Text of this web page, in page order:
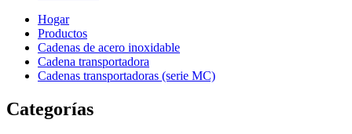
Hogar
Productos
Cadenas de acero inoxidable
Cadena transportadora
Cadenas transportadoras (serie MC)
Categorías